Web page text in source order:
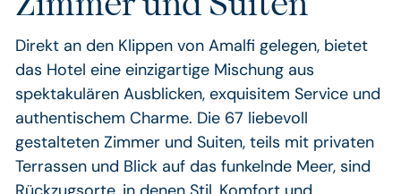
Direkt an den Klippen von Amalfi gelegen, bietet
das Hotel eine einzigartige Mischung aus
spektakulären Ausblicken, exquisitem Service und
authentischem Charme. Die 67 liebevoll
gestalteten Zimmer und Suiten, teils mit privaten
Terrassen und Blick auf das funkelnde Meer, sind